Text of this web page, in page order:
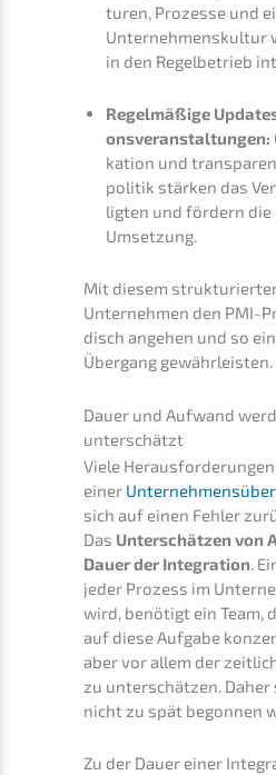
tu­ren, Prozes­se und
Unter­neh­mens­kul­tur
in den Regel­be­trieb
Regel­mä­ßi­ge
ons­ver­an­stal­tun­gen:
ka­ti­on und
po­li­tik stärken das
lig­ten und fördern die
Umsetzung.
Mit diesem
Unter­neh­men den PMI-
disch angehen und so
Übergang gewährleisten.
Dauer und Aufwand
unterschätzt
Viele
einer
sich auf einen Fehler
Das Unter­schät­zen von
Dauer der Integra­ti­on.
jeder Prozess im
wird, benötigt ein Team,
auf diese Aufga­be
aber vor allem der
zu unter­schät­zen.
nicht zu spät begon­nen
Zu der Dauer einer